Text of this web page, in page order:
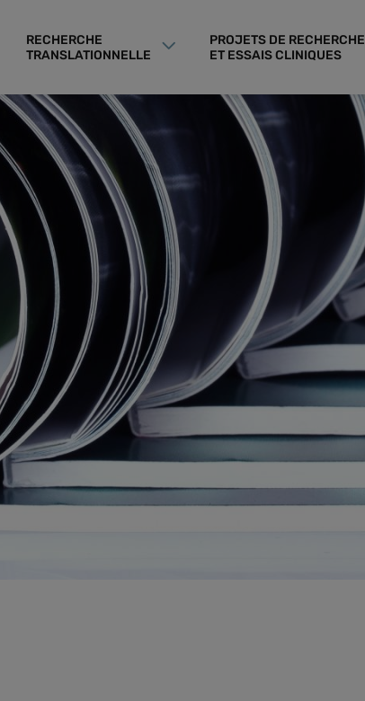
RECHERCHE
TRANSLATIONNELLE
PROJETS DE RECHERCHE
ET ESSAIS CLINIQUES